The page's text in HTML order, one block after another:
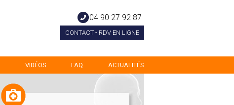
04 90 27 92 87
CONTACT - RDV EN LIGNE
VIDÉOS FAQ ACTUALITÉS